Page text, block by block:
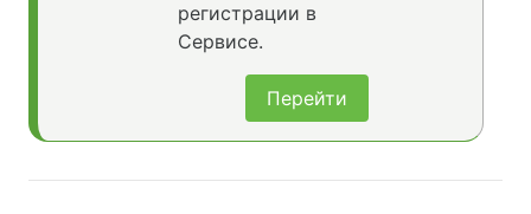
регистрации в
Сервисе.
Перейти